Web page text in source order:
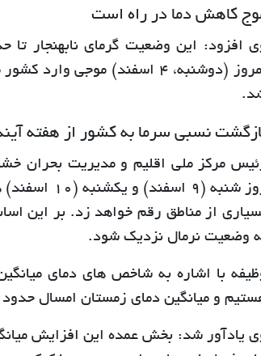
کاهش دما در راه است
افزود: این وضعیت گرمای نابهنجار
امروز (دوشنبه، 4 اسفند)
نسبی سرما به کشور از هفته
مرکز ملی اقلیم و مدیریت بحران
روز شنبه
از مناطق رقم خواهد زد. بر این
وضعیت نرمال نزدیک شود.
با اشاره به شاخص های دمای
و میانگین دمای زمستان امسال حدود 2 درجه سانتی گراد بالاتر از متوسط بلندمدت ثبت شده است.
یادآور شد: بخش عمده این افزایش